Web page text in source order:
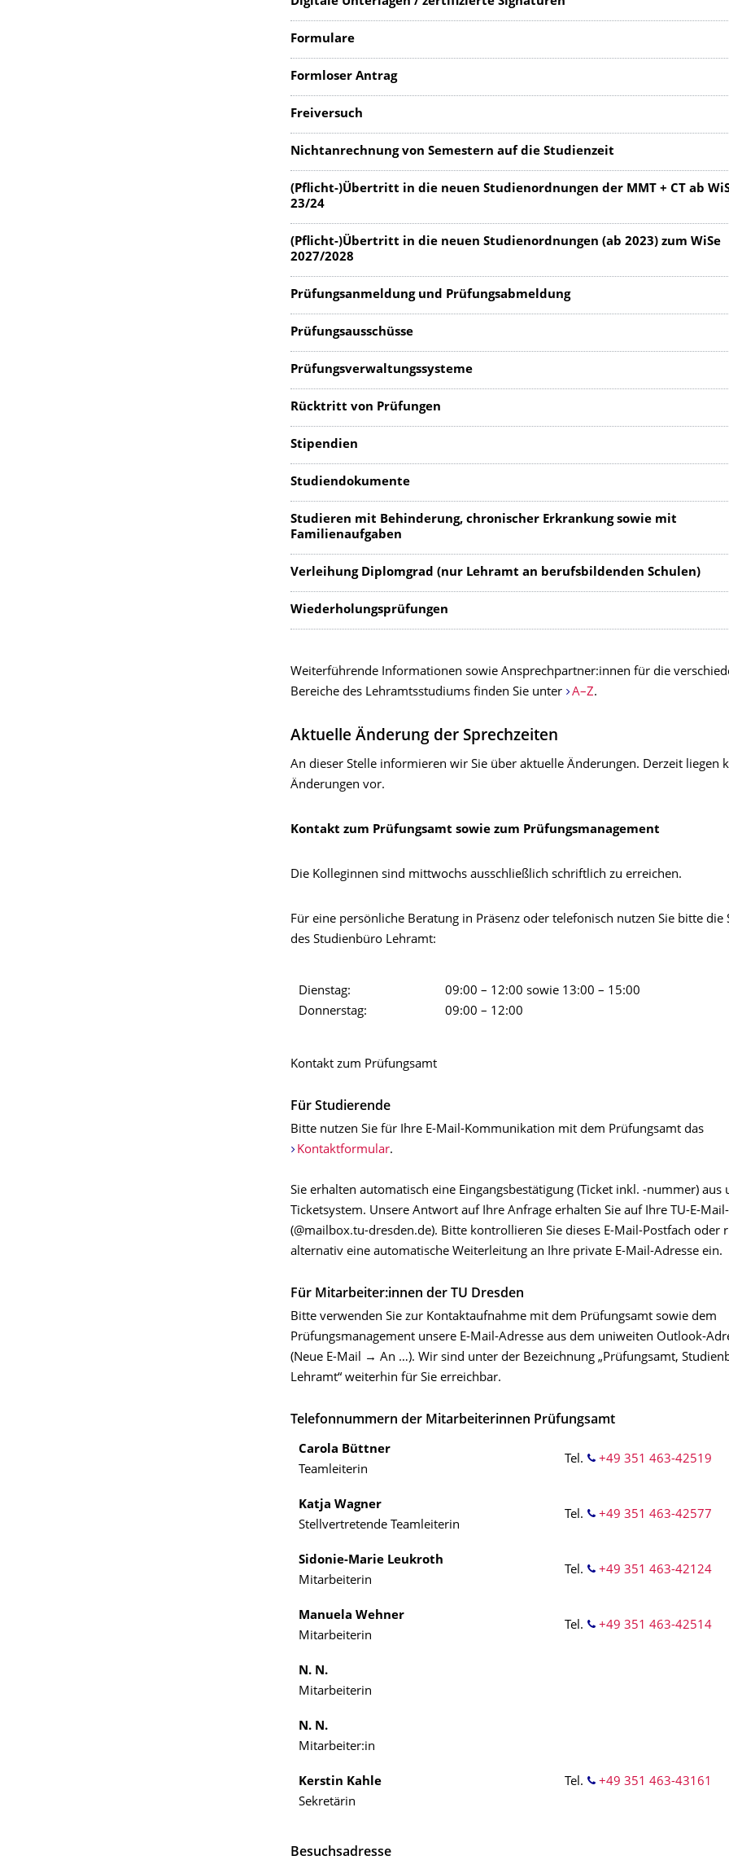
Formulare
Formloser Antrag
Freiversuch
Nichtanrechnung von Semestern auf die Studienzeit
(Pflicht-)Übertritt in die neuen Studienordnungen der MMT + CT ab
23/24
(Pflicht-)Übertritt in die neuen Studienordnungen (ab 2023) zum WiSe
2027/2028
Prüfungsanmeldung und Prüfungsabmeldung
Prüfungsausschüsse
Prüfungsverwaltungssysteme
Rücktritt von Prüfungen
Stipendien
Studiendokumente
Studieren mit Behinderung, chronischer Erkrankung sowie mit
Familienaufgaben
Verleihung Diplomgrad (nur Lehramt an berufsbildenden Schulen)
Wiederholungsprüfungen
Weiterführende Informationen sowie Ansprechpartner:innen für die
Bereiche des Lehramtsstudiums finden Sie unter
A–Z.
Aktuelle Änderung der Sprechzeiten
An dieser Stelle informieren wir Sie über aktuelle Änderungen. Derzeit liegen
Änderungen vor.
Kontakt zum Prüfungsamt sowie zum Prüfungsmanagement
Die Kolleginnen sind mittwochs ausschließlich schriftlich zu erreichen.
Für eine persönliche Beratung in Präsenz oder telefonisch nutzen Sie bitte die
des Studienbüro Lehramt:
Dienstag:
Donnerstag:
09:00 – 12:00 sowie 13:00 – 15:00
09:00 – 12:00
Kontakt zum Prüfungsamt
Für Studierende
Bitte nutzen Sie für Ihre E-Mail-Kommunikation mit dem Prüfungsamt das
Kontaktformular.
Sie erhalten automatisch eine Eingangsbestätigung (Ticket inkl. -nummer) aus
Ticketsystem. Unsere Antwort auf Ihre Anfrage erhalten Sie auf Ihre TU-E-
(@mailbox.tu-dresden.de). Bitte kontrollieren Sie dieses E-Mail-Postfach oder
alternativ eine automatische Weiterleitung an Ihre private E-Mail-Adresse ein.
Für Mitarbeiter:innen der TU Dresden
Bitte verwenden Sie zur Kontaktaufnahme mit dem Prüfungsamt sowie dem
Prüfungsmanagement unsere E-Mail-Adresse aus dem uniweiten Outlook-
(Neue E-Mail → An …). Wir sind unter der Bezeichnung „Prüfungsamt,
Lehramt“ weiterhin für Sie erreichbar.
Telefonnummern der Mitarbeiterinnen Prüfungsamt
Carola Büttner
Teamleiterin
Tel. +49 351 463-42519
Katja Wagner
Stellvertretende Teamleiterin
Tel. +49 351 463-42577
Sidonie-Marie Leukroth
Mitarbeiterin
Tel. +49 351 463-42124
Manuela Wehner
Mitarbeiterin
Tel. +49 351 463-42514
N. N.
Mitarbeiterin
N. N.
Mitarbeiter:in
Kerstin Kahle
Sekretärin
Tel. +49 351 463-43161
Besuchsadresse